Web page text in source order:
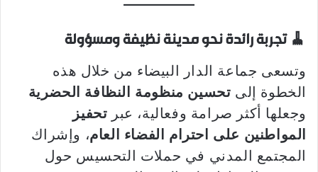
🧹تجربة رائدة نحو مدينة نظيفة ومسؤولة
وتسعى جماعة الدار البيضاء من خلال هذه
الخطوة إلى تحسين منظومة النظافة الحضرية
وجعلها أكثر صرامة وفعالية، عبر تحفيز
المواطنين على احترام الفضاء العام، وإشراك
المجتمع المدني في حملات التحسيس حول